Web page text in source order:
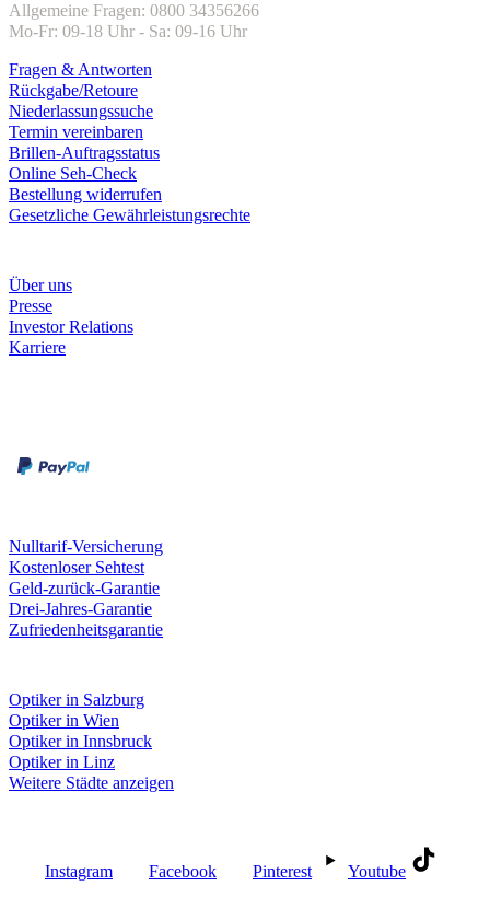
Allgemeine Fragen: 0800 34356266
Mo-Fr: 09-18 Uhr - Sa: 09-16 Uhr
Fragen & Antworten
Rückgabe/Retoure
Niederlassungssuche
Termin vereinbaren
Brillen-Auftragsstatus
Online Seh-Check
Bestellung widerrufen
Gesetzliche Gewährleistungsrechte
Über uns
Presse
Investor Relations
Karriere
Nulltarif-Versicherung
Kostenloser Sehtest
Geld-zurück-Garantie
Drei-Jahres-Garantie
Zufriedenheitsgarantie
Optiker in Salzburg
Optiker in Wien
Optiker in Innsbruck
Optiker in Linz
Weitere Städte anzeigen
Instagram Facebook Pinterest Youtube